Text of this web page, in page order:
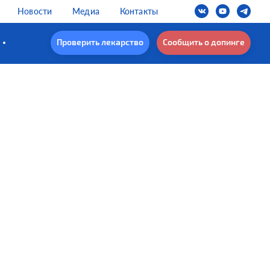
Новости Медиа Контакты
Проверить лекарство Сообщить о допинге